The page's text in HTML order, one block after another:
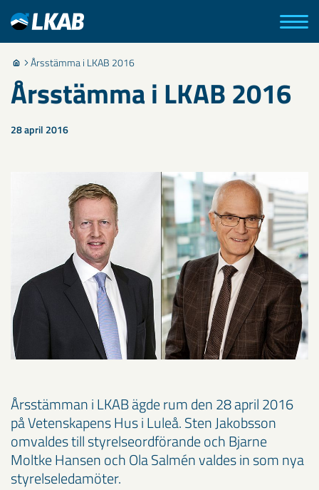
Årsstämma i LKAB 2016
Årsstämma i LKAB 2016
28 april 2016
Årsstämman i LKAB ägde rum den 28 april 2016
på Vetenskapens Hus i Luleå. Sten Jakobsson
omvaldes till styrelseordförande och Bjarne
Moltke Hansen och Ola Salmén valdes in som nya
styrelseledamöter.